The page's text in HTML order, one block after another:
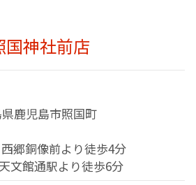
国神社前店
鹿児島市照国町
郷銅像前より徒歩4分
文館通駅より徒歩6分